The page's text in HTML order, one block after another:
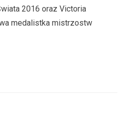
2016 oraz Victoria
medalistka mistrzostw